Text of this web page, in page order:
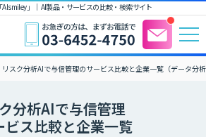
」｜ AI製品・サービスの比較・検索サイト
リスク分析AIで与信管理のサービス比較と企業一覧（データ分
分析AIで与信管理
ビス比較と企業一覧